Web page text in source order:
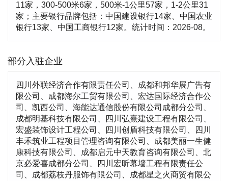
11家，300-500米6家，500米-1公里57家，1-2公里31
家；主要银行品牌包括：中国建设银行14家、中国农业
银行13家、中国工商银行12家。统计时间：2026-08。
部分入驻企业
四川外联经济合作有限责任公司、成都和邦华展广告有
限公司、成都海尔工贸有限公司、宏达国际经济合作公
司、凯西公司、海能达通信股份有限公司成都分公司、
成都明基科技有限公司、四川弘熹建设工程有限公司、
宏盛装饰设计工程公司、四川创盾科技有限公司、四川
丰禾筑业工程项目管理咨询有限公司、成都美丽一生健
康科技有限公司、成都启元中天教育咨询有限公司、北
京必爱喜成都分公司、四川宏昕幕墙工程有限责任公
司、成都荔枝丹服饰有限公司、成都星之火商贸有限公